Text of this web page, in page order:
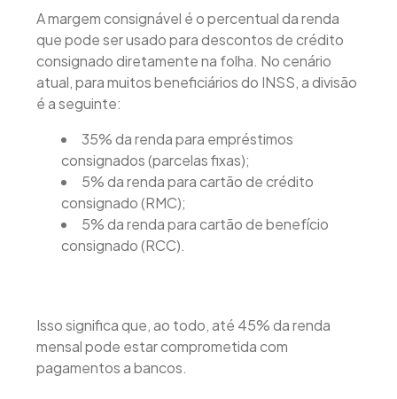
A margem consignável é o percentual da renda
que pode ser usado para descontos de crédito
consignado diretamente na folha. No cenário
atual, para muitos beneficiários do INSS, a divisão
é a seguinte:
35% da renda para empréstimos
consignados (parcelas fixas);
5% da renda para cartão de crédito
consignado (RMC);
5% da renda para cartão de benefício
consignado (RCC).
Isso significa que, ao todo, até 45% da renda
mensal pode estar comprometida com
pagamentos a bancos.